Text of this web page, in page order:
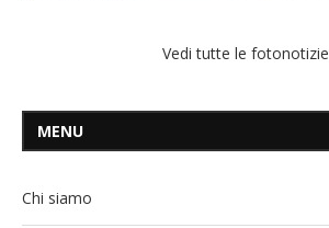
Vedi tutte le fotonotizie
MENU
Chi siamo